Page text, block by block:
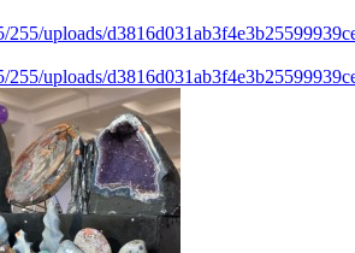
255/uploads/
255/uploads/